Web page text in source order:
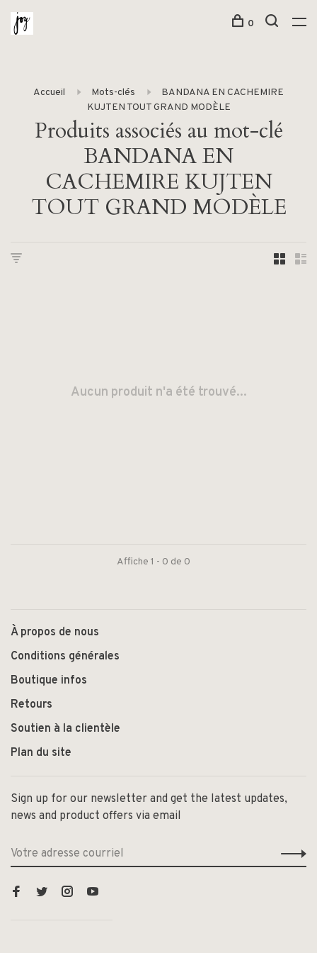
0
Accueil Mots-clés
BANDANA EN CACHEMIRE
KUJTEN TOUT GRAND MODÈLE
Produits associés au mot-clé
BANDANA EN
CACHEMIRE KUJTEN
TOUT GRAND MODÈLE
Aucun produit n'a été trouvé...
Affiche 1 - 0 de 0
À propos de nous
Conditions générales
Boutique infos
Retours
Soutien à la clientèle
Plan du site
Sign up for our newsletter and get the latest updates,
news and product offers via email